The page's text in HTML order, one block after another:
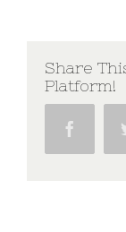
Share
Platform!